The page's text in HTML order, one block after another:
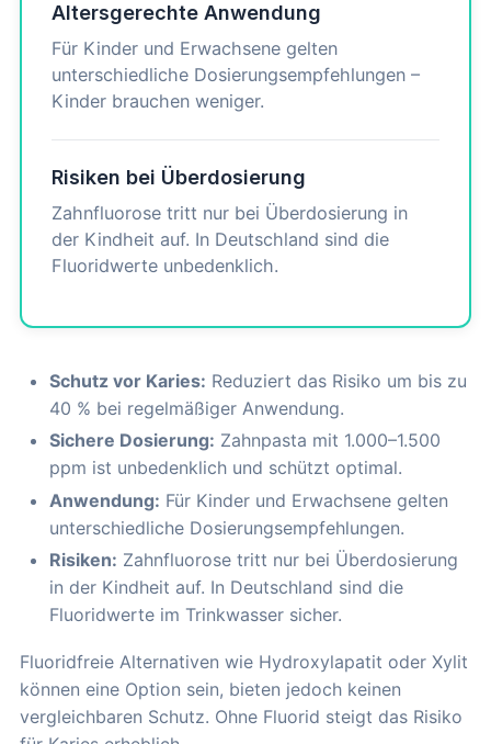
Altersgerechte Anwendung
Für Kinder und Erwachsene gelten
unterschiedliche Dosierungsempfehlungen –
Kinder brauchen weniger.
Risiken bei Überdosierung
Zahnfluorose tritt nur bei Überdosierung in
der Kindheit auf. In Deutschland sind die
Fluoridwerte unbedenklich.
Schutz vor Karies: Reduziert das Risiko um bis zu
40 % bei regelmäßiger Anwendung.
Sichere Dosierung: Zahnpasta mit 1.000–1.500
ppm ist unbedenklich und schützt optimal.
Anwendung: Für Kinder und Erwachsene gelten
unterschiedliche Dosierungsempfehlungen.
Risiken: Zahnfluorose tritt nur bei Überdosierung
in der Kindheit auf. In Deutschland sind die
Fluoridwerte im Trinkwasser sicher.
Fluoridfreie Alternativen wie Hydroxylapatit oder Xylit
können eine Option sein, bieten jedoch keinen
vergleichbaren Schutz. Ohne Fluorid steigt das Risiko